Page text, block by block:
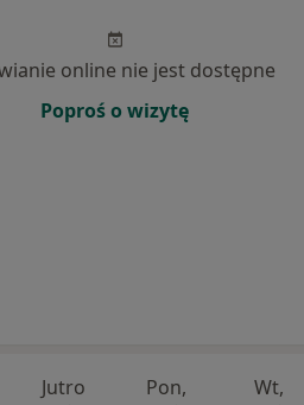
online nie jest dostępne
Poproś o wizytę
Jutro Pon, Wt,